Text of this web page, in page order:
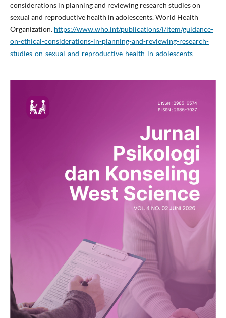
considerations in planning and reviewing research studies on
sexual and reproductive health in adolescents. World Health
Organization. https://www.who.int/publications/i/item/guidance-
on-ethical-considerations-in-planning-and-reviewing-research-
studies-on-sexual-and-reproductive-health-in-adolescents